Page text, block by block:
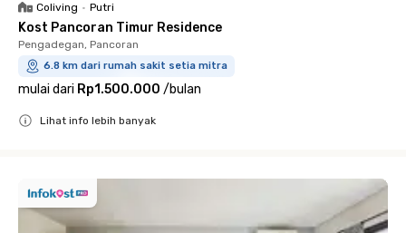
Coliving • Putri
Kost Pancoran Timur Residence
Pengadegan, Pancoran
6.8 km dari rumah sakit setia mitra
mulai dari Rp1.500.000 /bulan
Lihat info lebih banyak